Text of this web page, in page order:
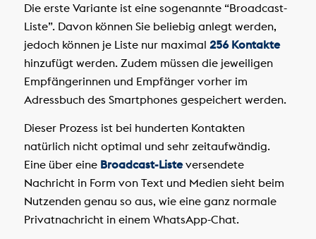
Die erste Variante ist eine sogenannte “Broadcast-
Liste”. Davon können Sie beliebig anlegt werden,
jedoch können je Liste nur maximal 256 Kontakte
hinzufügt werden. Zudem müssen die jeweiligen
Empfängerinnen und Empfänger vorher im
Adressbuch des Smartphones gespeichert werden.
Dieser Prozess ist bei hunderten Kontakten
natürlich nicht optimal und sehr zeitaufwändig.
Eine über eine Broadcast-Listeversendete
Nachricht in Form von Text und Medien sieht beim
Nutzenden genau so aus, wie eine ganz normale
Privatnachricht in einem WhatsApp-Chat.